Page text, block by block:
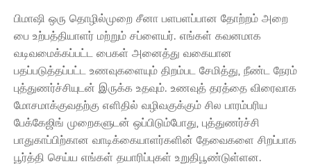
பிமாஷி ஒரு தொழில்முறை சீனா பளபளப்பான தோற்றம் அறை
பை உற்பத்தியாளர் மற்றும் சப்ளையர். எங்கள் கவனமாக
வடிவமைக்கப்பட்ட பைகள் அனைத்து வகையான
பதப்படுத்தப்பட்ட உணவுகளையும் திறம்பட சேமித்து, நீண்ட நேரம்
புத்துணர்ச்சியுடன் இருக்க உதவும். உணவுத் தரத்தை விரைவாக
மோசமாக்குவதற்கு எளிதில் வழிவகுக்கும் சில பாரம்பரிய
பேக்கேஜிங் முறைகளுடன் ஒப்பிடும்போது, ​​புத்துணர்ச்சி
பாதுகாப்பிற்கான வாடிக்கையாளர்களின் தேவைகளை சிறப்பாக
பூர்த்தி செய்ய எங்கள் தயாரிப்புகள் உறுதிபூண்டுள்ளன.